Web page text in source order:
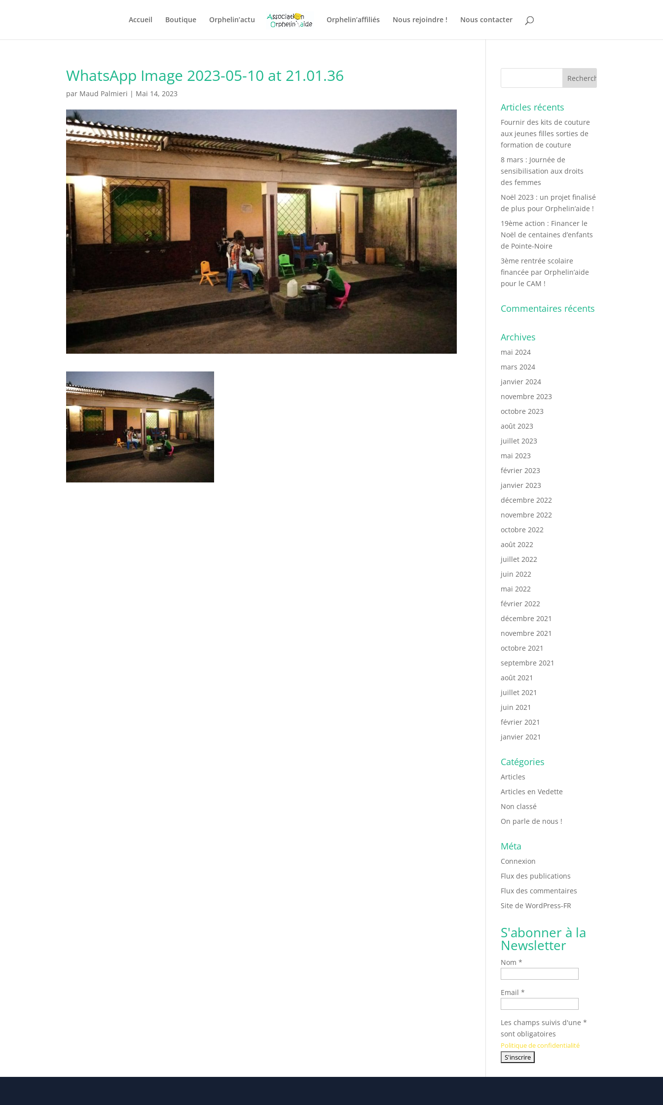
Accueil Boutique Orphelin’actu Orphelin’affiliés Nous rejoindre ! Nous contacter
WhatsApp Image 2023-05-10 at 21.01.36
par Maud Palmieri | Mai 14, 2023
Articles récents
Fournir des kits de couture
aux jeunes filles sorties de
formation de couture
8 mars : Journée de
sensibilisation aux droits
des femmes
Noël 2023 : un projet finalisé
de plus pour Orphelin’aide !
19ème action : Financer le
Noël de centaines d’enfants
de Pointe-Noire
3ème rentrée scolaire
financée par Orphelin’aide
pour le CAM !
Commentaires récents
Archives
mai 2024
mars 2024
janvier 2024
novembre 2023
octobre 2023
août 2023
juillet 2023
mai 2023
février 2023
janvier 2023
décembre 2022
novembre 2022
octobre 2022
août 2022
juillet 2022
juin 2022
mai 2022
février 2022
décembre 2021
novembre 2021
octobre 2021
septembre 2021
août 2021
juillet 2021
juin 2021
février 2021
janvier 2021
Catégories
Articles
Articles en Vedette
Non classé
On parle de nous !
Méta
Connexion
Flux des publications
Flux des commentaires
Site de WordPress-FR
S'abonner à la
Newsletter
Nom *
Email *
Les champs suivis d'une *
sont obligatoires
Politique de confidentialité